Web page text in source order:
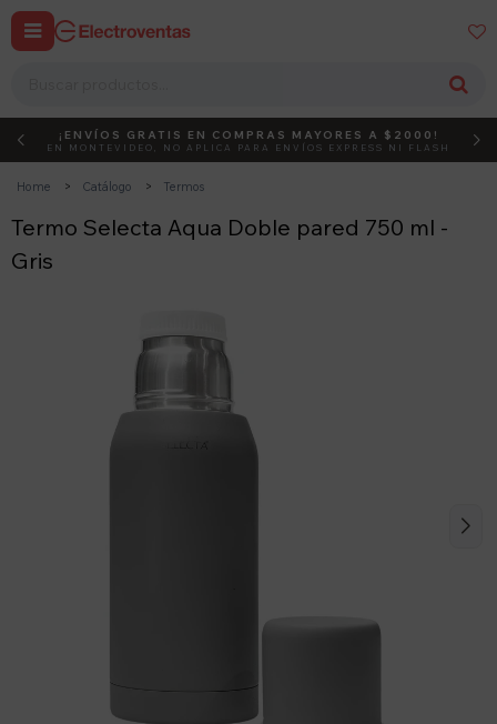
 
DEBUT ACTIVÁ EL CÓDIGO
¡ENVÍOS GRATIS EN COMPRAS MAYORES A $2000!
EN MONTEVIDEO, NO APLICA PARA ENVÍOS EXPRESS NI FLASH
Home Catálogo Termos
Termo Selecta Aqua Doble pared 750 ml -
Gris